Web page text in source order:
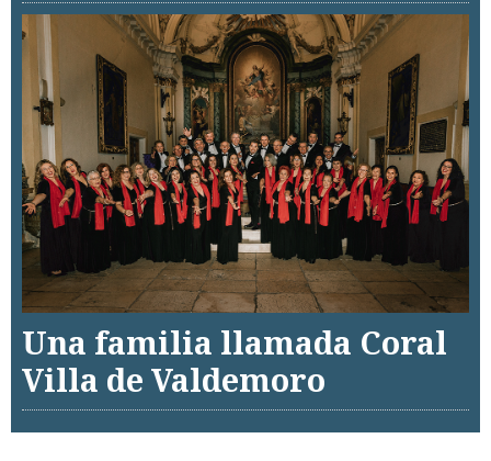
Una familia llamada Coral
Villa de Valdemoro